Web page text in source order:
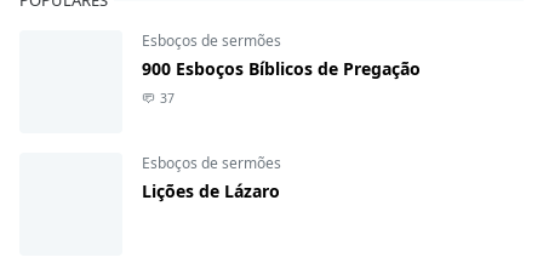
Esboços de sermões
900 Esboços Bíblicos de Pregação
37
Esboços de sermões
Lições de Lázaro